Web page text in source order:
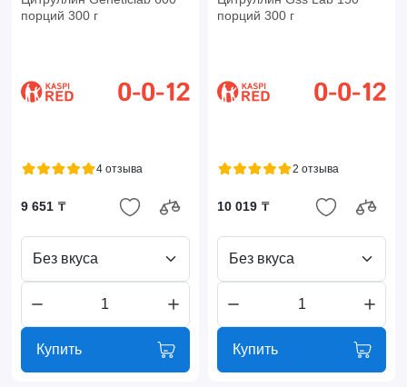
порций 300 г
4 отзыва
9 651 ₸
Без вкуса
Купить
порций 300 г
2 отзыва
10 019 ₸
Без вкуса
Купить